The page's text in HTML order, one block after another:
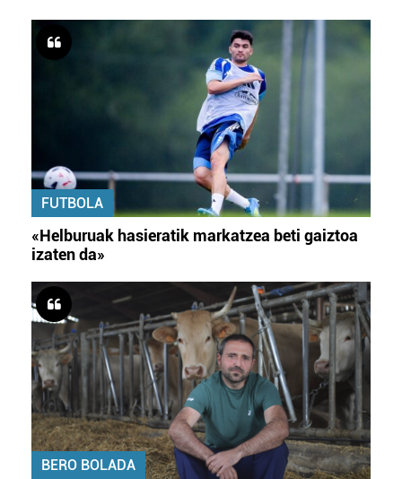
FUTBOLA
«Helburuak hasieratik markatzea beti gaiztoa
izaten da»
BERO BOLADA